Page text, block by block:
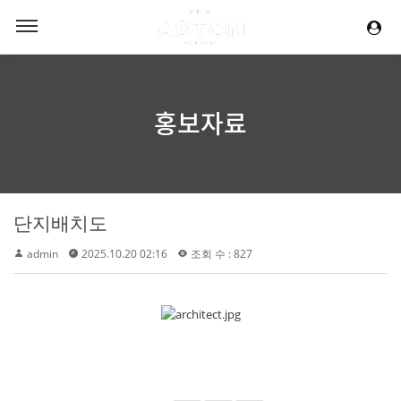
홍보자료
단지배치도
admin 2025.10.20 02:16 조회 수 : 827